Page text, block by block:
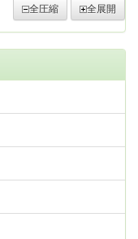
全圧縮 全展開